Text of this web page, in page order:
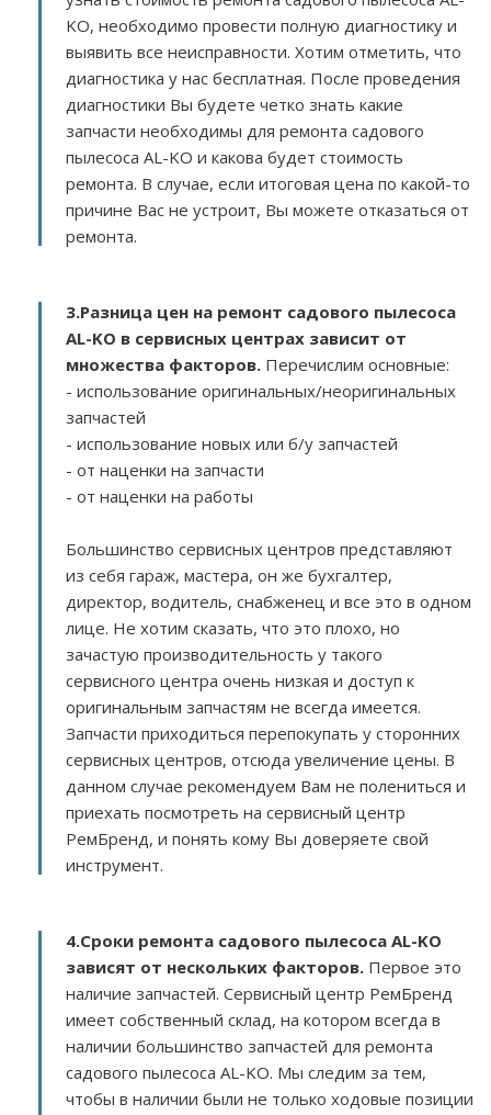
KO, необходимо провести полную диагностику и
выявить все неисправности. Хотим отметить, что
диагностика у нас бесплатная. После проведения
диагностики Вы будете четко знать какие
запчасти необходимы для ремонта садового
пылесоса AL-KO и какова будет стоимость
ремонта. В случае, если итоговая цена по какой-то
причине Вас не устроит, Вы можете отказаться от
ремонта.
3.Разница цен на ремонт садового пылесоса
AL-KO в сервисных центрах зависит от
множества факторов. Перечислим основные:
- использование оригинальных/неоригинальных
запчастей
- использование новых или б/у запчастей
- от наценки на запчасти
- от наценки на работы
Большинство сервисных центров представляют
из себя гараж, мастера, он же бухгалтер,
директор, водитель, снабженец и все это в одном
лице. Не хотим сказать, что это плохо, но
зачастую производительность у такого
сервисного центра очень низкая и доступ к
оригинальным запчастям не всегда имеется.
Запчасти приходиться перепокупать у сторонних
сервисных центров, отсюда увеличение цены. В
данном случае рекомендуем Вам не полениться и
приехать посмотреть на сервисный центр
РемБренд, и понять кому Вы доверяете свой
инструмент.
4.Сроки ремонта садового пылесоса AL-KO
зависят от нескольких факторов. Первое это
наличие запчастей. Сервисный центр РемБренд
имеет собственный склад, на котором всегда в
наличии большинство запчастей для ремонта
садового пылесоса AL-KO. Мы следим за тем,
чтобы в наличии были не только ходовые позиции